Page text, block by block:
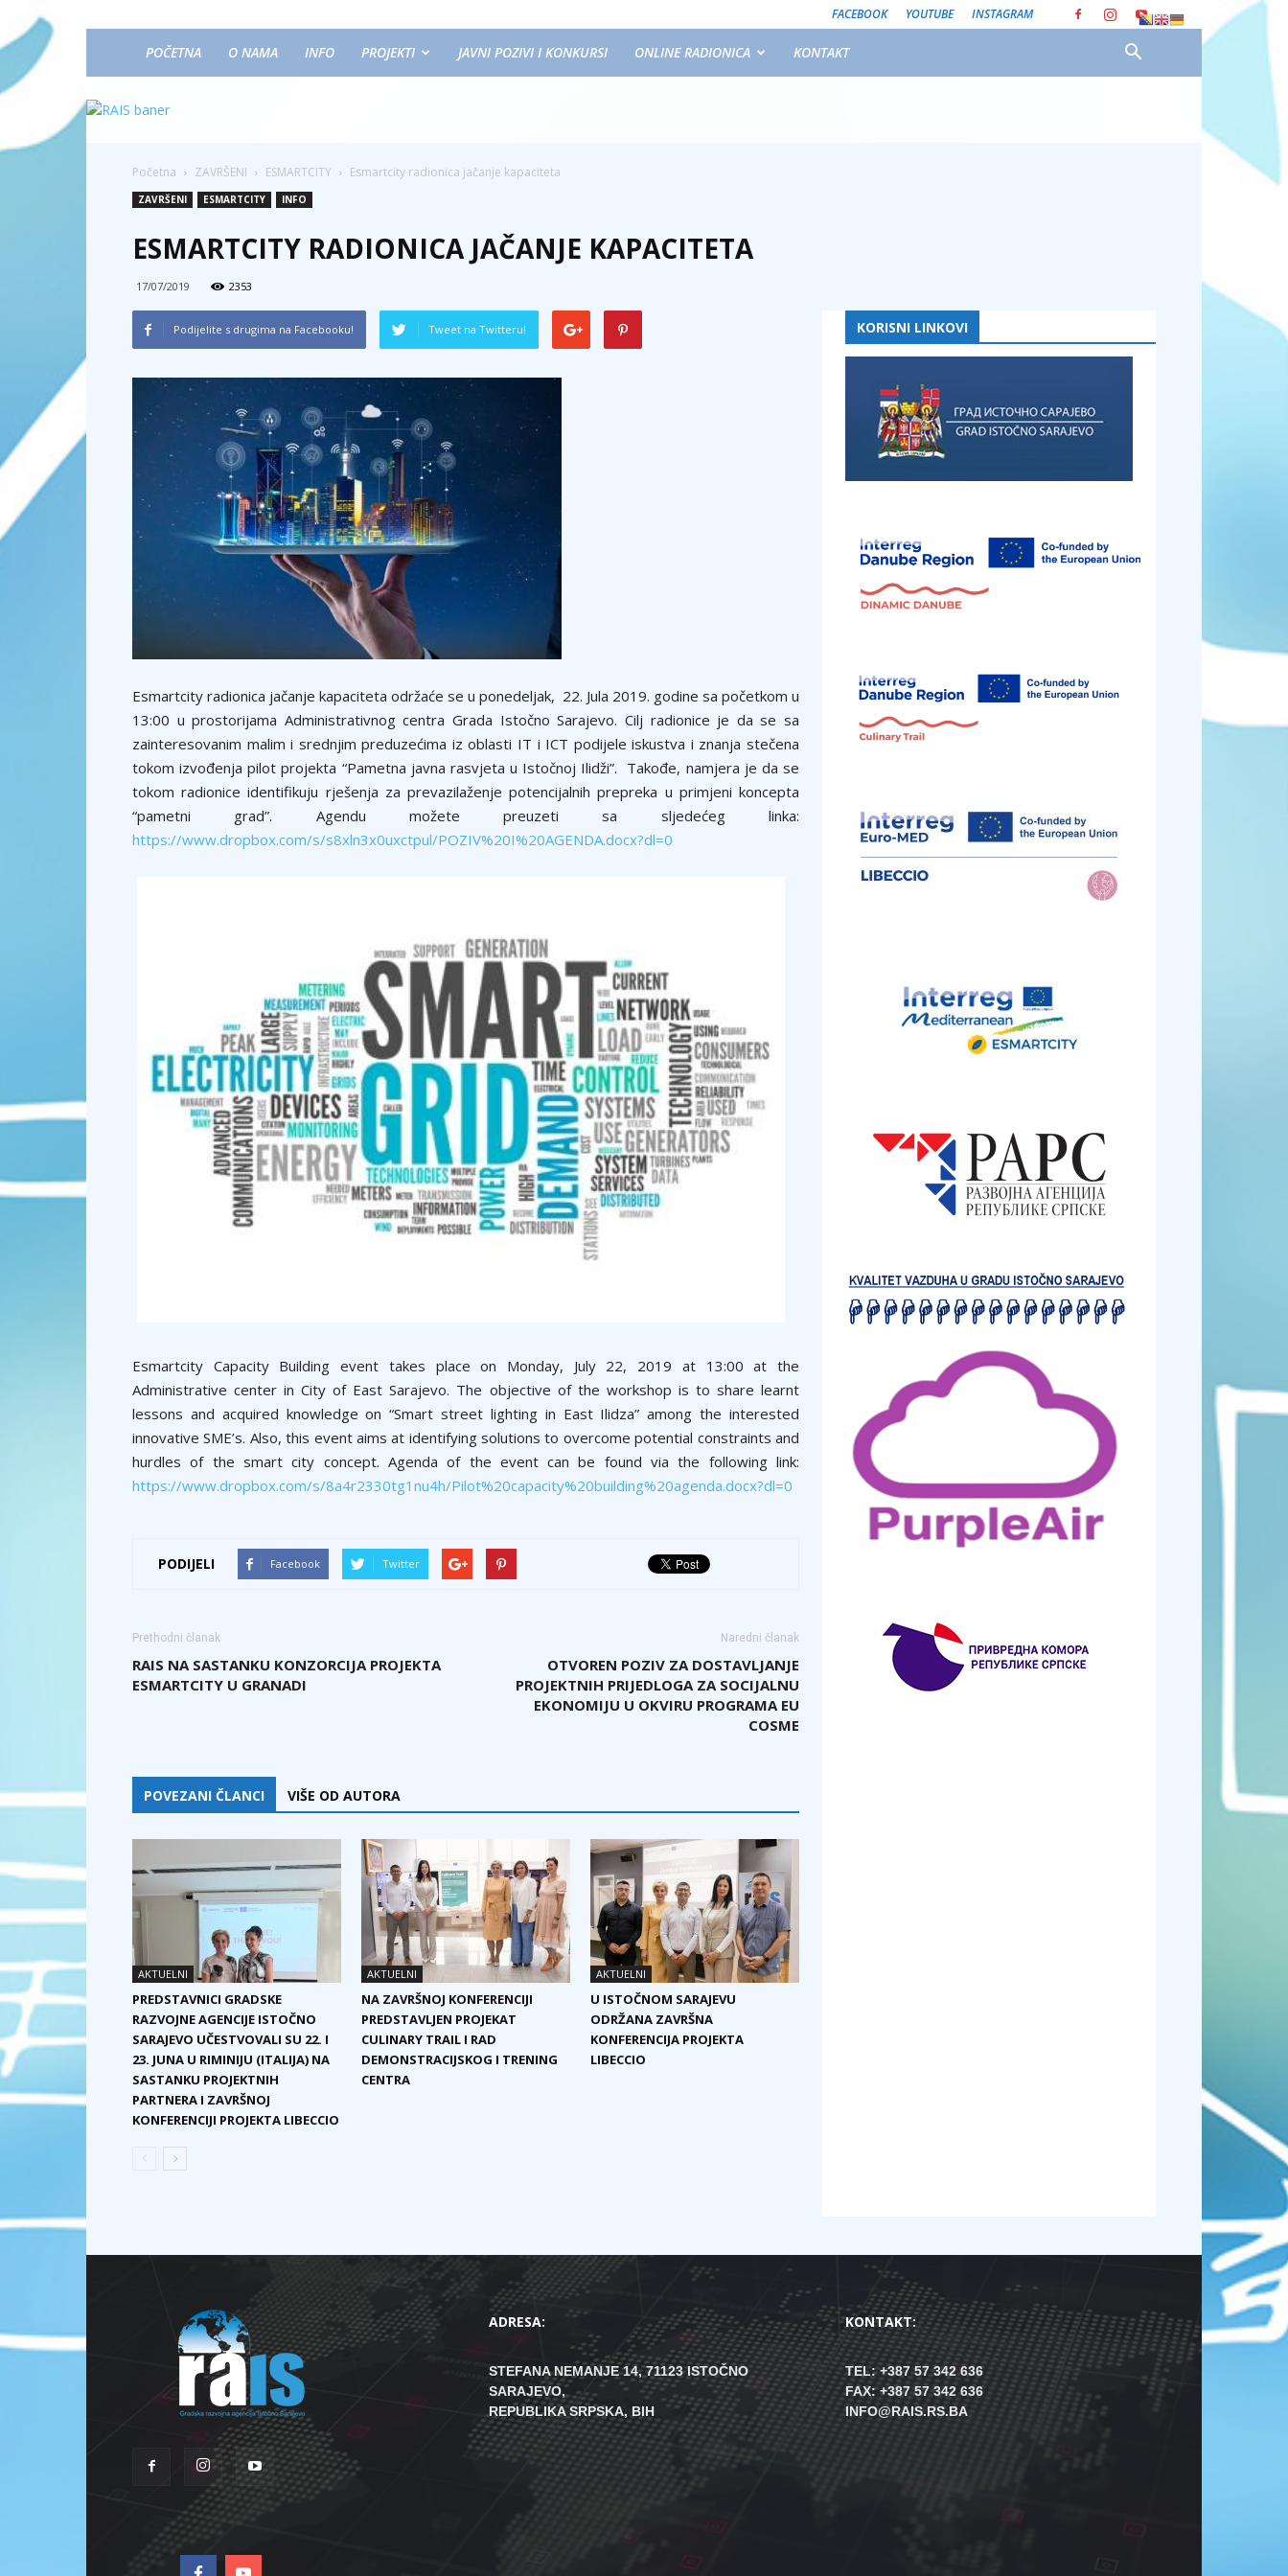
FACEBOOK YOUTUBE INSTAGRAM
POČETNA O NAMA INFO PROJEKTI JAVNI POZIVI I KONKURSI ONLINE RADIONICA KONTAKT
Početna ZAVRŠENI ESMARTCITY Esmartcity radionica jačanje kapaciteta
ZAVRŠENI ESMARTCITY INFO
ESMARTCITY RADIONICA JAČANJE KAPACITETA
17/07/2019 2353
Podijelite s drugima na Facebooku! Tweet na Twitteru!
Esmartcity radionica jačanje kapaciteta održaće se u ponedeljak, 22. Jula 2019. godine sa početkom u
13:00 u prostorijama Administrativnog centra Grada Istočno Sarajevo. Cilj radionice je da se sa
zainteresovanim malim i srednjim preduzećima iz oblasti IT i ICT podijele iskustva i znanja stečena
tokom izvođenja pilot projekta “Pametna javna rasvjeta u Istočnoj Ilidži”. Takođe, namjera je da se
tokom radionice identifikuju rješenja za prevazilaženje potencijalnih prepreka u primjeni koncepta
“pametni grad”. Agendu možete preuzeti sa sljedećeg linka:
https://www.dropbox.com/s/s8xln3x0uxctpul/POZIV%20I%20AGENDA.docx?dl=0
Esmartcity Capacity Building event takes place on Monday, July 22, 2019 at 13:00 at the
Administrative center in City of East Sarajevo. The objective of the workshop is to share learnt
lessons and acquired knowledge on “Smart street lighting in East Ilidza” among the interested
innovative SME’s. Also, this event aims at identifying solutions to overcome potential constraints and
hurdles of the smart city concept. Agenda of the event can be found via the following link:
https://www.dropbox.com/s/8a4r2330tg1nu4h/Pilot%20capacity%20building%20agenda.docx?dl=0
PODIJELI Facebook Twitter
Prethodni članak
RAIS NA SASTANKU KONZORCIJA PROJEKTA
ESMARTCITY U GRANADI
Naredni članak
OTVOREN POZIV ZA DOSTAVLJANJE
PROJEKTNIH PRIJEDLOGA ZA SOCIJALNU
EKONOMIJU U OKVIRU PROGRAMA EU
COSME
POVEZANI ČLANCI VIŠE OD AUTORA
AKTUELNI
PREDSTAVNICI GRADSKE
RAZVOJNE AGENCIJE ISTOČNO
SARAJEVO UČESTVOVALI SU 22. I
23. JUNA U RIMINIJU (ITALIJA) NA
SASTANKU PROJEKTNIH
PARTNERA I ZAVRŠNOJ
KONFERENCIJI PROJEKTA LIBECCIO
AKTUELNI
NA ZAVRŠNOJ KONFERENCIJI
PREDSTAVLJEN PROJEKAT
CULINARY TRAIL I RAD
DEMONSTRACIJSKOG I TRENING
CENTRA
AKTUELNI
U ISTOČNOM SARAJEVU
ODRŽANA ZAVRŠNA
KONFERENCIJA PROJEKTA
LIBECCIO
KORISNI LINKOVI
ADRESA:
STEFANA NEMANJE 14, 71123 ISTOČNO
SARAJEVO,
REPUBLIKA SRPSKA, BIH
KONTAKT:
TEL: +387 57 342 636
FAX: +387 57 342 636
INFO@RAIS.RS.BA